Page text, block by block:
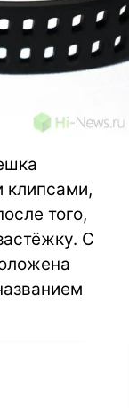
клипсами,
того,
С